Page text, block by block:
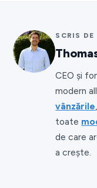
SCRIS DE
CEO și
modern
vânzările,
toate
de care
a crește.